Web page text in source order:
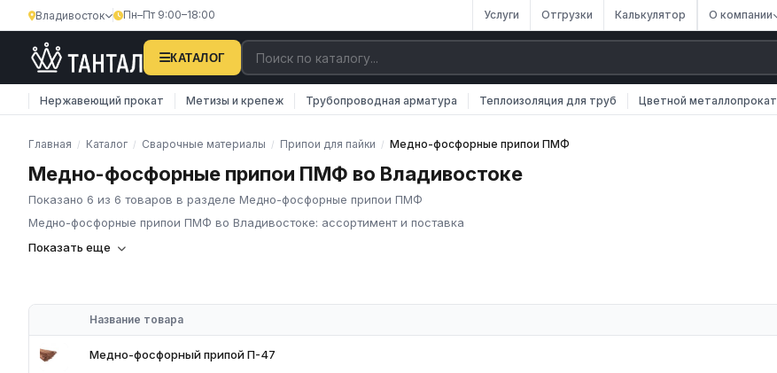
Владивосток Пн–Пт 9:00–18:00 Услуги Отгрузки Калькулятор О компании
КАТАЛОГ
Нержавеющий прокат Метизы и крепеж Трубопроводная арматура Теплоизоляция для труб Цветной металлопрокат
Главная / Каталог / Сварочные материалы / Припои для пайки / Медно-фосфорные припои ПМФ
Медно-фосфорные припои ПМФ во Владивостоке
Показано 6 из 6 товаров в разделе Медно-фосфорные припои ПМФ
Медно-фосфорные припои ПМФ во Владивостоке: ассортимент и поставка
Компания «Тантал» предлагает Медно-фосфорные припои ПМФ в России. Мы осуществляем оптовые и розничные поставки
изделия соответствуют требованиям ГОСТ и ТУ, имеют сертификаты качества.
Наличие на складе в России
Обязательное наличие сертификатов
Показать еще
Название товара
Медно-фосфорный припой П-47